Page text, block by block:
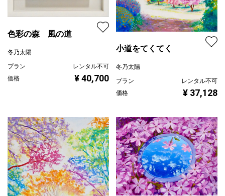
色彩の森 風の道
冬乃太陽
プラン
レンタル不可
価格
¥ 40,700
小道をてくてく
冬乃太陽
プラン
レンタル不可
価格
¥ 37,128